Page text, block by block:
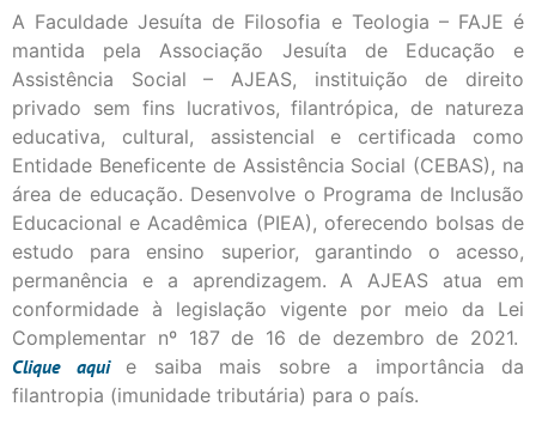
A Faculdade Jesuíta de Filosofia e Teologia – FAJE é
mantida pela Associação Jesuíta de Educação e
Assistência Social – AJEAS, instituição de direito
privado sem fins lucrativos, filantrópica, de natureza
educativa, cultural, assistencial e certificada como
Entidade Beneficente de Assistência Social (CEBAS), na
área de educação. Desenvolve o Programa de Inclusão
Educacional e Acadêmica (PIEA), oferecendo bolsas de
estudo para ensino superior, garantindo o acesso,
permanência e a aprendizagem. A AJEAS atua em
conformidade à legislação vigente por meio da Lei
Complementar nº 187 de 16 de dezembro de 2021.
Cliqueaqui
e saiba mais sobre a importância da
filantropia (imunidade tributária) para o país.